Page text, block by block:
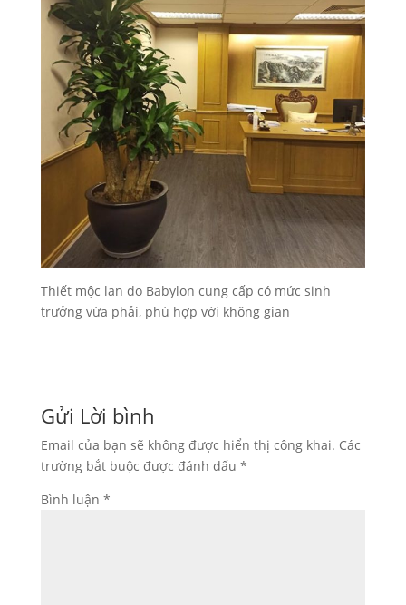
Thiết mộc lan do Babylon cung cấp có mức sinh
trưởng vừa phải, phù hợp với không gian
Gửi Lời bình
Email của bạn sẽ không được hiển thị công khai. Các
trường bắt buộc được đánh dấu *
Bình luận *